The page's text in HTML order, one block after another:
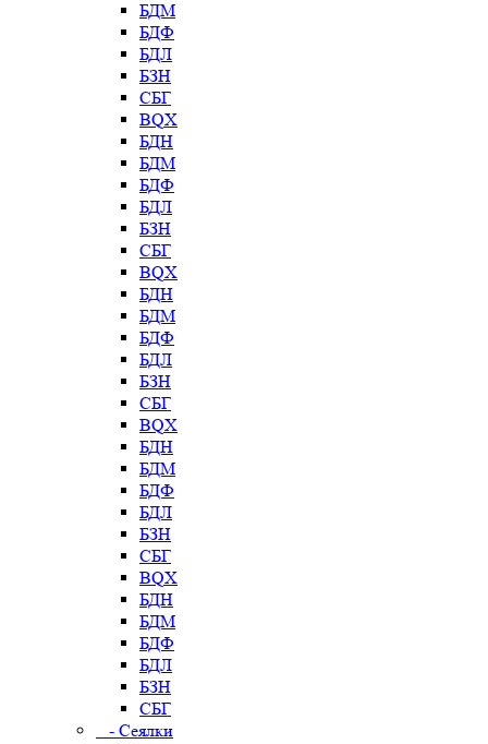
БДМ
БДФ
БДЛ
БЗН
СБГ
BQX
БДН
БДМ
БДФ
БДЛ
БЗН
СБГ
BQX
БДН
БДМ
БДФ
БДЛ
БЗН
СБГ
BQX
БДН
БДМ
БДФ
БДЛ
БЗН
СБГ
BQX
БДН
БДМ
БДФ
БДЛ
БЗН
СБГ
- Сеялки